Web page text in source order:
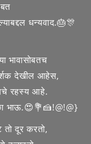
धन्यवाद.🎂🎊
भावासोबतच
देखील आहेस,
रहस्य आहे.
भाऊ.😍💐🍰!@!@}
तो दूर करतो,